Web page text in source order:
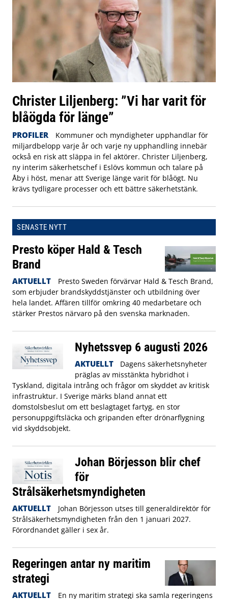
Christer Liljenberg: ”Vi har varit för
blåögda för länge”
PROFILER
Kommuner och myndigheter upphandlar för
miljardbelopp varje år och varje ny upphandling innebär
också en risk att släppa in fel aktörer. Christer Liljenberg,
ny interim säkerhetschef i Eslövs kommun och talare på
Åby i höst, menar att Sverige länge varit för blåögt. Nu
krävs tydligare processer och ett bättre säkerhetstänk.
SENASTE NYTT
Presto köper Hald & Tesch
Brand
AKTUELLT
Presto Sweden förvärvar Hald & Tesch Brand,
som erbjuder brandskyddstjänster och utbildning över
hela landet. Affären tillför omkring 40 medarbetare och
stärker Prestos närvaro på den svenska marknaden.
Nyhetssvep 6 augusti 2026
AKTUELLT
Dagens säkerhetsnyheter
präglas av misstänkta hybridhot i
Tyskland, digitala intrång och frågor om skyddet av kritisk
infrastruktur. I Sverige märks bland annat ett
domstolsbeslut om ett beslagtaget fartyg, en stor
personuppgiftsläcka och gripanden efter drönarflygning
vid skyddsobjekt.
Johan Börjesson blir chef
för
Strålsäkerhetsmyndigheten
AKTUELLT
Johan Börjesson utses till generaldirektör för
Strålsäkerhetsmyndigheten från den 1 januari 2027.
Förordnandet gäller i sex år.
Regeringen antar ny maritim
strategi
AKTUELLT
En ny maritim strategi ska samla regeringens